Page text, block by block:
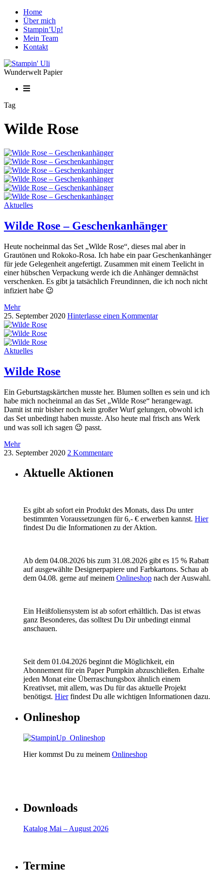
Home
Über mich
Stampin’Up!
Mein Team
Kontakt
Wunderwelt Papier
Tag
Wilde Rose
Aktuelles
Wilde Rose – Geschenkanhänger
Heute nocheinmal das Set „Wilde Rose“, dieses mal aber in
Grautönen und Rokoko-Rosa. Ich habe ein paar Geschenkanhänger
für jede Gelegenheit angefertigt. Zusammen mit einem Teelicht in
einer hübschen Verpackung werde ich die Anhänger demnächst
verschenken. Es gibt ja tatsächlich Freundinnen, die ich noch nicht
infiziert habe 😉
Mehr
25. September 2020 Hinterlasse einen Kommentar
Aktuelles
Wilde Rose
Ein Geburtstagskärtchen musste her. Blumen sollten es sein und ich
habe mich nocheinmal an das Set „Wilde Rose“ herangewagt.
Damit ist mir bisher noch kein großer Wurf gelungen, obwohl ich
das Set unbedingt haben musste. Also heute mal frisch ans Werk
und was soll ich sagen 😉 passt.
Mehr
23. September 2020 2 Kommentare
Aktuelle Aktionen
Es gibt ab sofort ein Produkt des Monats, dass Du unter
bestimmten Voraussetzungen für 6,- € erwerben kannst. Hier
findest Du die Informationen zu der Aktion.
Ab dem 04.08.2026 bis zum 31.08.2026 gibt es 15 % Rabatt
auf ausgewählte Designerpapiere und Farbkartons. Schau ab
dem 04.08. gerne auf meinem Onlineshop nach der Auswahl.
Ein Heißfoliensystem ist ab sofort erhältlich. Das ist etwas
ganz Besonderes, das solltest Du Dir unbedingt einmal
anschauen.
Seit dem 01.04.2026 beginnt die Möglichkeit, ein
Abonnement für ein Paper Pumpkin abzuschließen. Erhalte
jeden Monat eine Überraschungsbox ähnlich einem
Kreativset, mit allem, was Du für das aktuelle Projekt
benötigst. Hierfindest Du alle wichtigen Informationen dazu.
Onlineshop
Hier kommst Du zu meinem Onlineshop
Downloads
Katalog Mai – August 2026
Termine